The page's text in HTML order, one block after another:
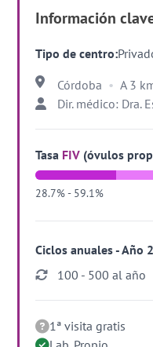
Información
Tipo de centro:
Córdoba
A 3
Dir. médico: Dra.
Tasa FIV (óvulos
28.7% - 59.1%
Ciclos anuales - Año
100 - 500 al año
1ª visita gratis